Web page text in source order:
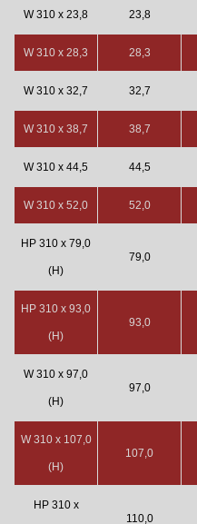
W 310 x 23,8 23,8
W 310 x 28,3 28,3
W 310 x 32,7 32,7
W 310 x 38,7 38,7
W 310 x 44,5 44,5
W 310 x 52,0 52,0
HP 310 x 79,0
(H)
79,0
HP 310 x 93,0
(H)
93,0
W 310 x 97,0
(H)
97,0
W 310 x 107,0
(H)
107,0
HP 310 x
110,0